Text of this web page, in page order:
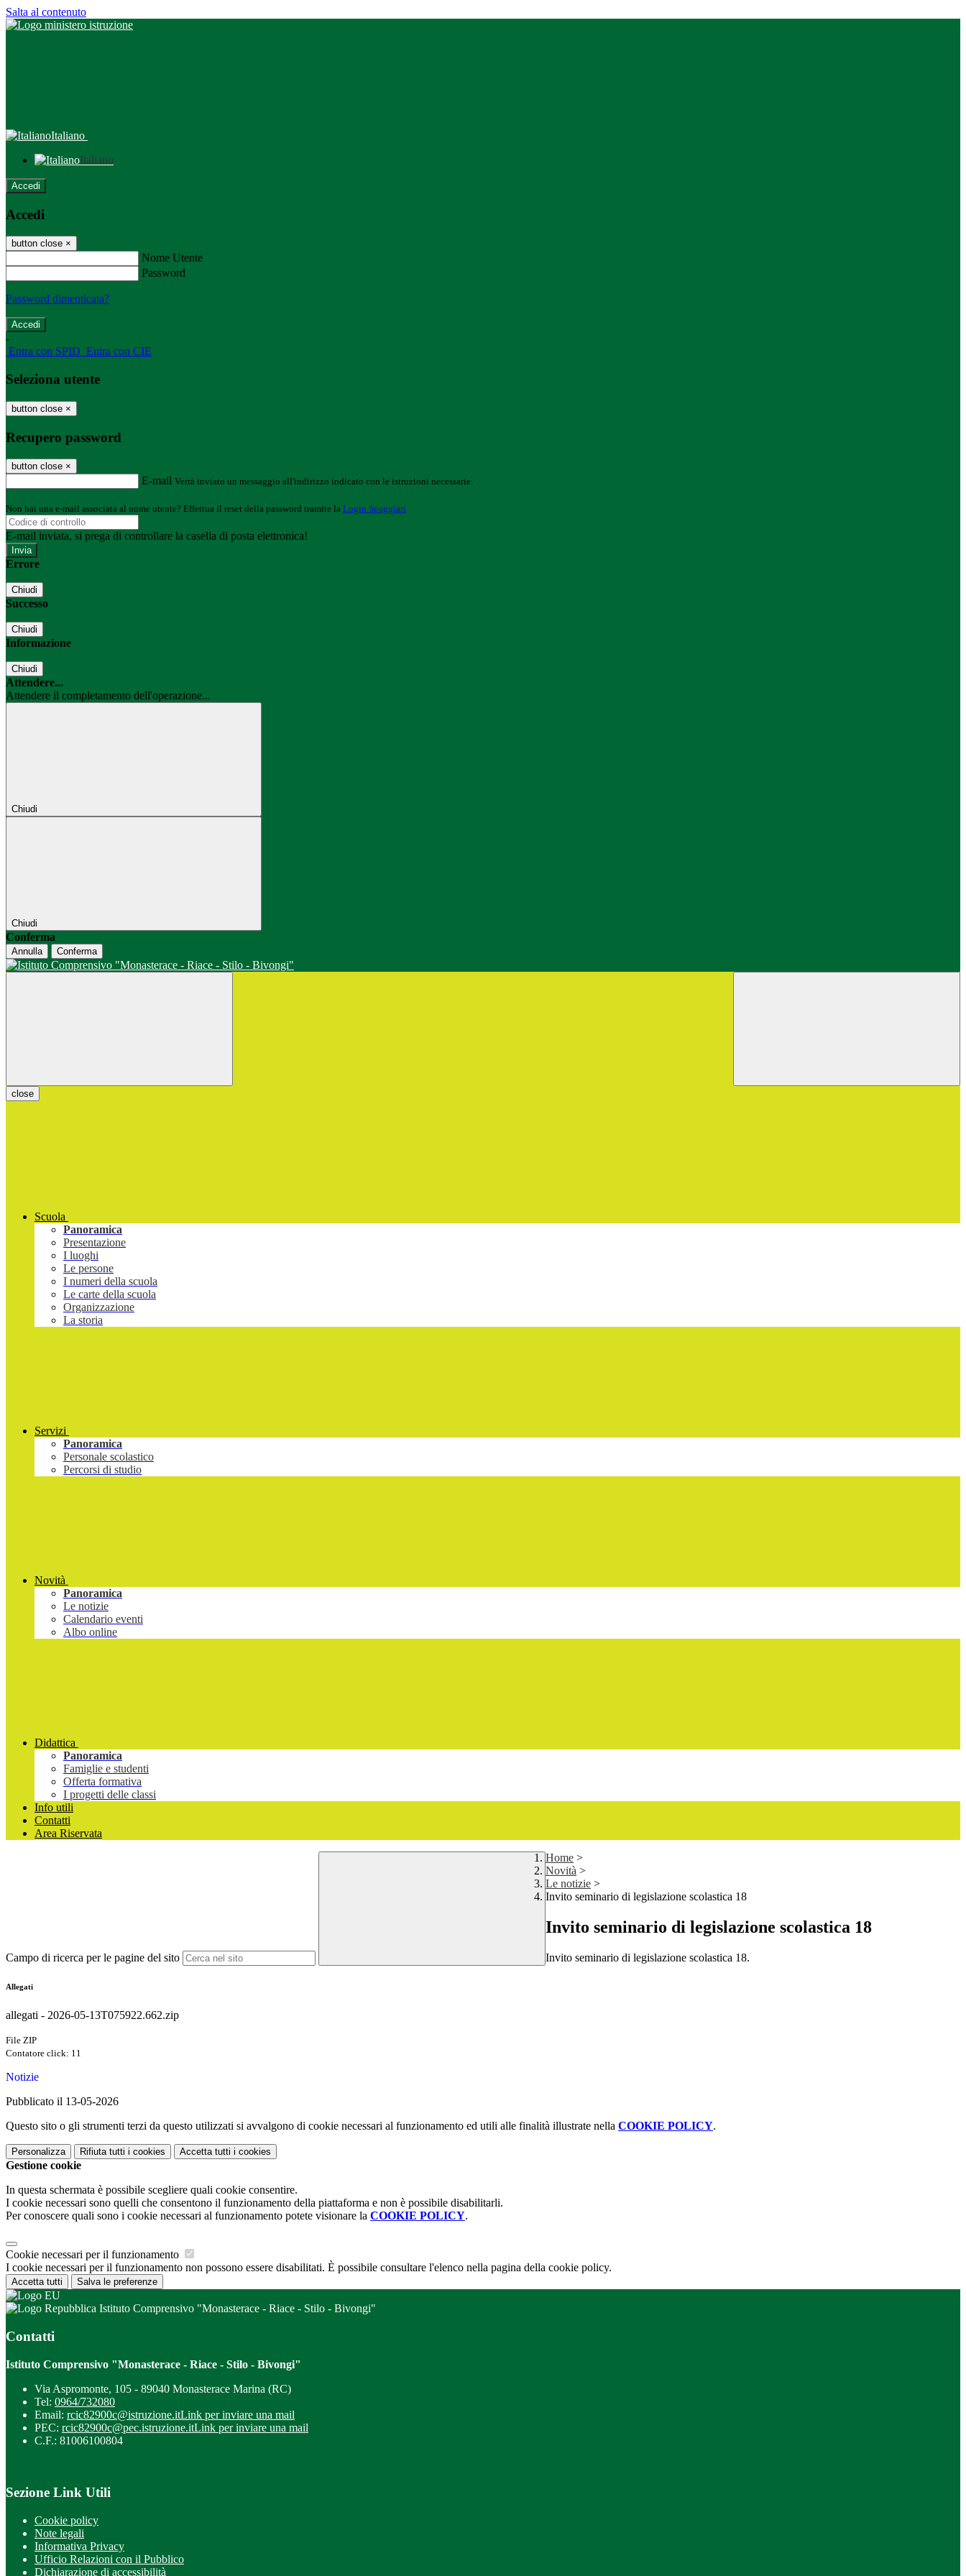
Salta al contenuto
Italiano
Italiano
Accedi
Accedi
button close ×
Nome Utente
Password
Password dimenticata?
-
Entra con SPID Entra con CIE
Seleziona utente
button close ×
Recupero password
button close ×
E-mail Verrà inviato un messaggio all'indirizzo indicato con le istruzioni necessarie.
Non hai una e-mail associata al nome utente? Effettua il reset della password tramite la Login Spaggiari
E-mail inviata, si prega di controllare la casella di posta elettronica!
Errore
Chiudi
Successo
Chiudi
Informazione
Chiudi
Attendere...
Attendere il completamento dell'operazione...
Chiudi
Chiudi
Conferma
Annulla Conferma
close
Scuola
Panoramica
Presentazione
I luoghi
Le persone
I numeri della scuola
Le carte della scuola
Organizzazione
La storia
Servizi
Panoramica
Personale scolastico
Percorsi di studio
Novità
Panoramica
Le notizie
Calendario eventi
Albo online
Didattica
Panoramica
Famiglie e studenti
Offerta formativa
I progetti delle classi
Info utili
Contatti
Area Riservata
Campo di ricerca per le pagine del sito
Home >
Novità >
Le notizie >
Invito seminario di legislazione scolastica 18
Invito seminario di legislazione scolastica 18
Invito seminario di legislazione scolastica 18.
Allegati
allegati - 2026-05-13T075922.662.zip
File ZIP
Contatore click: 11
Notizie
Pubblicato il 13-05-2026
Questo sito o gli strumenti terzi da questo utilizzati si avvalgono di cookie necessari al funzionamento ed utili alle finalità illustrate nella COOKIE POLICY.
Personalizza Rifiuta tutti i cookies Accetta tutti i cookies
Gestione cookie
In questa schermata è possibile scegliere quali cookie consentire.
I cookie necessari sono quelli che consentono il funzionamento della piattaforma e non è possibile disabilitarli.
Per conoscere quali sono i cookie necessari al funzionamento potete visionare la COOKIE POLICY.
Cookie necessari per il funzionamento
I cookie necessari per il funzionamento non possono essere disabilitati. È possibile consultare l'elenco nella pagina della cookie policy.
Accetta tutti Salva le preferenze
Istituto Comprensivo "Monasterace - Riace - Stilo - Bivongi"
Contatti
Istituto Comprensivo "Monasterace - Riace - Stilo - Bivongi"
Via Aspromonte, 105 - 89040 Monasterace Marina (RC)
Tel: 0964/732080
Email: rcic82900c@istruzione.itLink per inviare una mail
PEC: rcic82900c@pec.istruzione.itLink per inviare una mail
C.F.: 81006100804
Sezione Link Utili
Cookie policy
Note legali
Informativa Privacy
Ufficio Relazioni con il Pubblico
Dichiarazione di accessibilità